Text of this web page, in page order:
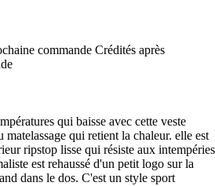
commande Crédités après
qui baisse avec cette veste
matelassage qui retient la chaleur. elle est
ripstop lisse qui résiste aux intempéries
est rehaussé d'un petit logo sur la
dans le dos. C'est un style sport